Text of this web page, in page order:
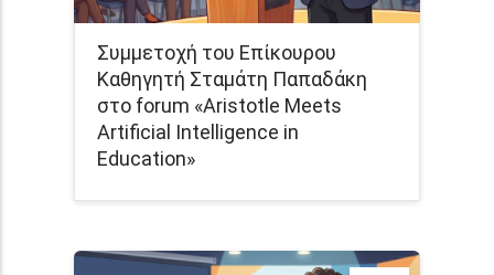
Συμμετοχή του Επίκουρου
Καθηγητή Σταμάτη Παπαδάκη
στο forum «Aristotle Meets
Artificial Intelligence in
Education»